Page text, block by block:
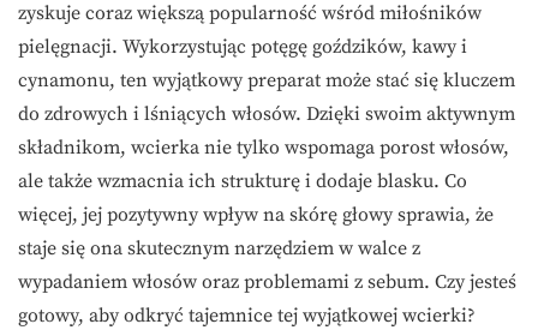
zyskuje coraz większą popularność wśród miłośników
pielęgnacji. Wykorzystując potęgę goździków, kawy i
cynamonu, ten wyjątkowy preparat może stać się kluczem
do zdrowych i lśniących włosów. Dzięki swoim aktywnym
składnikom, wcierka nie tylko wspomaga porost włosów,
ale także wzmacnia ich strukturę i dodaje blasku. Co
więcej, jej pozytywny wpływ na skórę głowy sprawia, że
staje się ona skutecznym narzędziem w walce z
wypadaniem włosów oraz problemami z sebum. Czy jesteś
gotowy, aby odkryć tajemnice tej wyjątkowej wcierki?